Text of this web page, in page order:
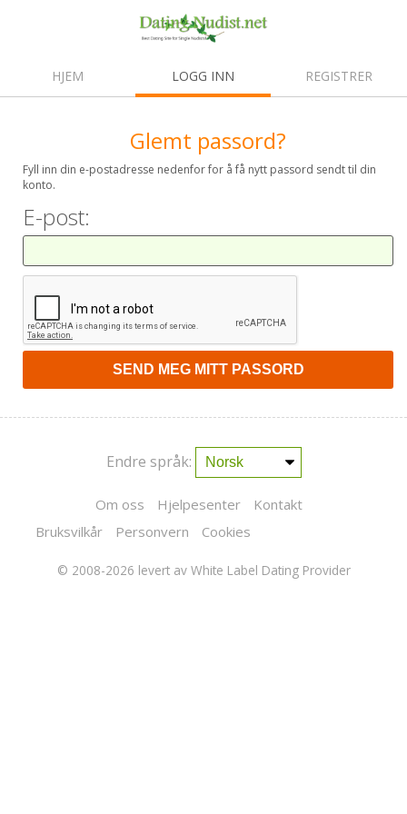
HJEM LOGG INN REGISTRER
Glemt passord?
Fyll inn din e-postadresse nedenfor for å få nytt passord sendt til din
konto.
E-post:
Endre språk:
Om oss Hjelpesenter
Kontakt
Bruksvilkår
Personvern Cookies
© 2008-2026 levert av White Label Dating Provider